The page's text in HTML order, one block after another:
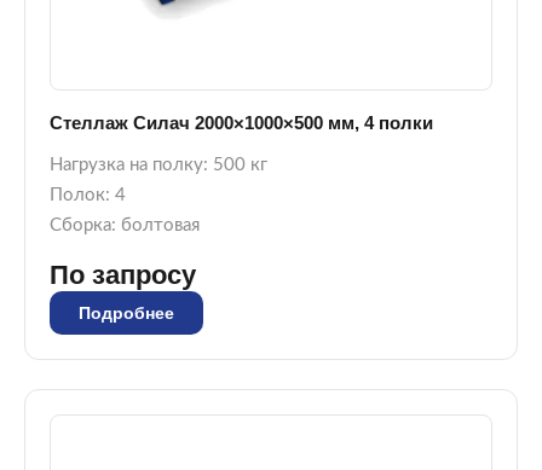
Стеллаж Силач 2000×1000×500 мм, 4 полки
Нагрузка на полку: 500 кг
Полок: 4
Сборка: болтовая
По запросу
Подробнее